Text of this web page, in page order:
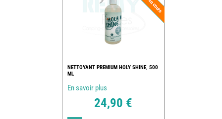
NETTOYANT PREMIUM HOLY SHINE, 500
ML
En savoir plus
24,90 €